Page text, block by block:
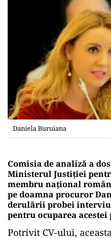
Daniela Buruiana
Comisia de analiză a
Ministerul Justiției
membru naţional român
pe doamna procuror
derulării probei
pentru ocuparea
Potrivit CV-ului,